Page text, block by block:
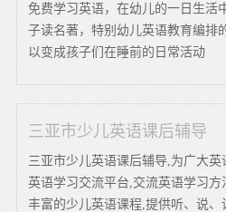
免费学习英语，在幼儿的一日生活
子读名著，特别幼儿英语教育编排
以变成孩子们在睡前的日常活动
三亚市少儿英语课后辅导
三亚市少儿英语课后辅导,为广大
英语学习交流平台,交流英语学习
丰富的少儿英语课程,提供听、说、